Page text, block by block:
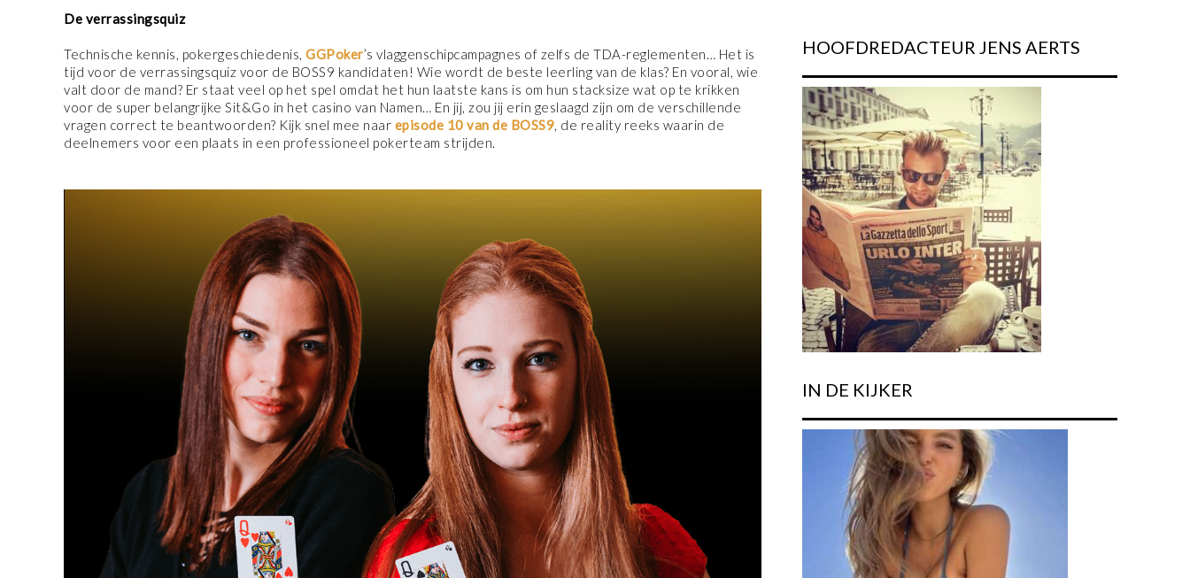
De verrassingsquiz
Technische kennis, pokergeschiedenis, GGPoker’s vlaggenschipcampagnes of zelfs de TDA-reglementen… Het is
tijd voor de verrassingsquiz voor de BOSS9 kandidaten! Wie wordt de beste leerling van de klas? En vooral, wie
valt door de mand? Er staat veel op het spel omdat het hun laatste kans is om hun stacksize wat op te krikken
voor de super belangrijke Sit&Go in het casino van Namen… En jij, zou jij erin geslaagd zijn om de verschillende
vragen correct te beantwoorden? Kijk snel mee naar episode 10 van de BOSS9, de reality reeks waarin de
deelnemers voor een plaats in een professioneel pokerteam strijden.
HOOFDREDACTEUR JENS AERTS
IN DE KIJKER